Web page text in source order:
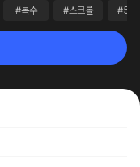
#복수 #스크롤 #5만